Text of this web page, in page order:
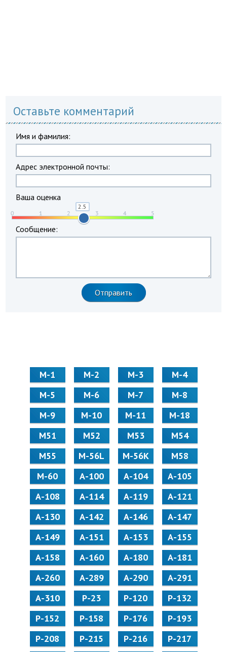
Оставьте комментарий
Имя и фамилия:
Адрес электронной почты:
Ваша оценка
Сообщение:
М-1 М-2 М-3
М-4
М-5
М-6 М-7
М-8
М-9
М-10 М-11
М-18
М51
М52 М53
М54
М55
M-56L M-56K
М58
M-60
А-100 А-104
А-105
А-108
А-114 А-119
А-121
А-130
А-142 А-146
А-147
А-149
А-151 А-153
А-155
А-158
А-160 А-180
А-181
А-260
А-289 А-290
А-291
А-310
Р-23 Р-120
Р-132
Р-152
Р-158 Р-176
Р-193
Р-208
Р-215 Р-216
Р-217